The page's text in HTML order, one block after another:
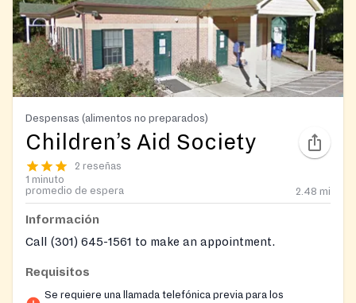
Despensas (alimentos no preparados)
Children’s Aid Society
2 reseñas
1 minuto
promedio de espera
2.48 mi
Información
Call (301) 645-1561 to make an appointment.
Requisitos
Se requiere una llamada telefónica previa para los